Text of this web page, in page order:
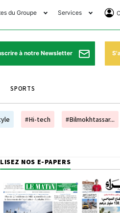
du Groupe
Sports
Store
Annonces
Today Forum
Services
Horaires de prières
Pharmacies de garde
Programme TV
Cinéma
Se
à notre Newsletter
SPORTS
#Hi-tech #Bilmokhtassar...
LISEZ NOS E-PAPERS